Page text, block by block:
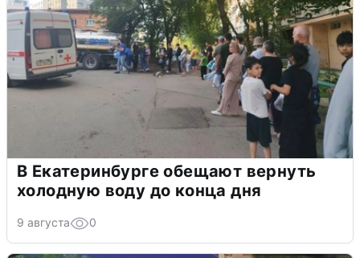
В Екатеринбурге обещают вернуть
холодную воду до конца дня
9 августа 0